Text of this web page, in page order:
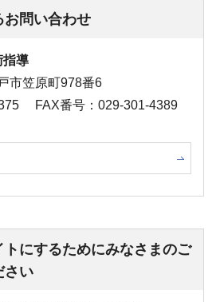
お問い合わせ
指導
市笠原町978番6
FAX番号：029-301-4389
トにするためにみなさまのご
さい